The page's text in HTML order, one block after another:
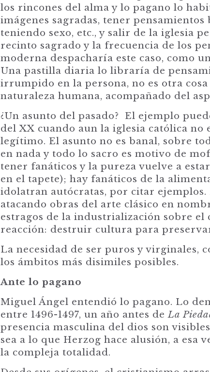
los rincones del alma y lo pagano lo
imágenes sagradas, tener
teniendo sexo, etc., y salir de la iglesia
recinto sagrado y la frecuencia de los
moderna despacharía este caso, como
Una pastilla diaria lo libraría de
irrumpido en la persona, no es otra
naturaleza humana, acompañado del
¿Un asunto del pasado? El ejemplo
del XX cuando aun la iglesia católica no
legítimo. El asunto no es banal, sobre
en nada y todo lo sacro es motivo de
tener fanáticos y la pureza vuelve a
en el tapete); hay fanáticos de la
idolatran autócratas, por citar
atacando obras del arte clásico en
estragos de la industrialización sobre
reacción: destruir cultura para
La necesidad de ser puros y virginales,
los ámbitos más disimiles posibles.
Ante lo pagano
Miguel Ángel entendió lo pagano. Lo
entre 1496-1497, un año antes deLa
presencia masculina del dios son
sea a lo que Herzog hace alusión, a esa
la compleja totalidad.